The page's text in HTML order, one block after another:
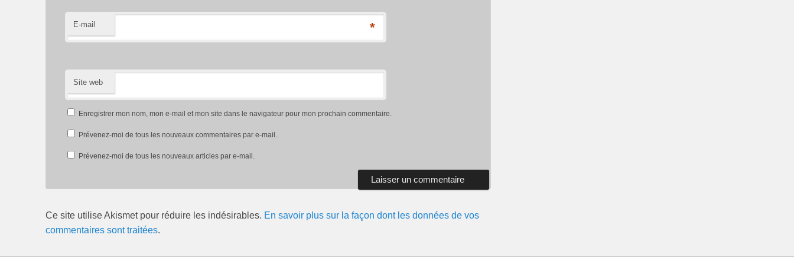
E-mail *
Site web
Enregistrer mon nom, mon e-mail et mon site dans le navigateur pour mon prochain commentaire.
Prévenez-moi de tous les nouveaux commentaires par e-mail.
Prévenez-moi de tous les nouveaux articles par e-mail.
Ce site utilise Akismet pour réduire les indésirables. En savoir plus sur la façon dont les données de vos
commentaires sont traitées.